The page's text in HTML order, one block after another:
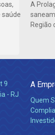
saúde
A
Região
9
- RJ
A
Quem